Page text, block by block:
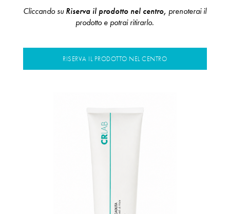
Cliccando su Riserva il prodotto nel centro, prenoterai il
prodotto e potrai ritirarlo.
RISERVA IL PRODOTTO NEL CENTRO